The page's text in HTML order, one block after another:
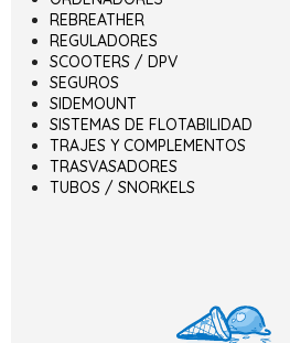
REBREATHER
REGULADORES
SCOOTERS / DPV
SEGUROS
SIDEMOUNT
SISTEMAS DE FLOTABILIDAD
TRAJES Y COMPLEMENTOS
TRASVASADORES
TUBOS / SNORKELS